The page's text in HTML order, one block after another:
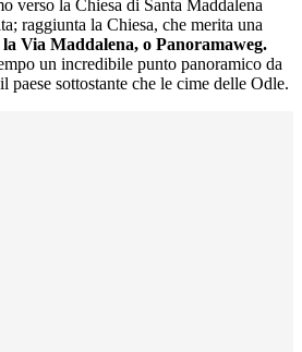
verso la Chiesa di Santa Maddalena
raggiunta la Chiesa, che merita una
la Via Maddalena, o Panoramaweg.
un incredibile punto panoramico da
paese sottostante che le cime delle Odle.